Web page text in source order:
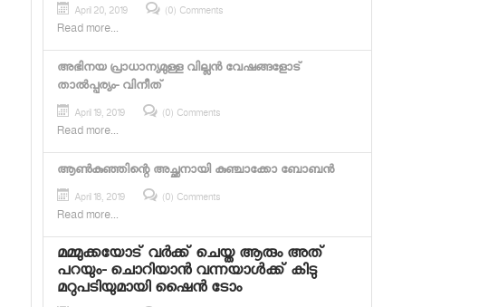
April 20, 2019 (0) Comments
Read more...
അഭിനയ പ്രാധാന്യമുള്ള വില്ലന്‍ വേഷങ്ങളോട്
താല്‍പ്പര്യം- വിനീത്
April 19, 2019 (0) Comments
Read more...
ആണ്‍കുഞ്ഞിന്റെ അച്ഛനായി കുഞ്ചാക്കോ ബോബന്‍
April 18, 2019 (0) Comments
Read more...
മമ്മുക്കയോട് വര്‍ക്ക് ചെയ്ത ആരും അത്
പറയും- ചൊറിയാന്‍ വന്നയാള്‍ക്ക് കിടു
മറുപടിയുമായി ഷൈന്‍ ടോം